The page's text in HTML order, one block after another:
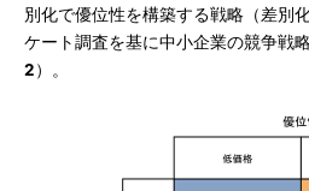
別化で優位性を構築する戦略（差別
ケート調査を基に中小企業の競争戦
2）。